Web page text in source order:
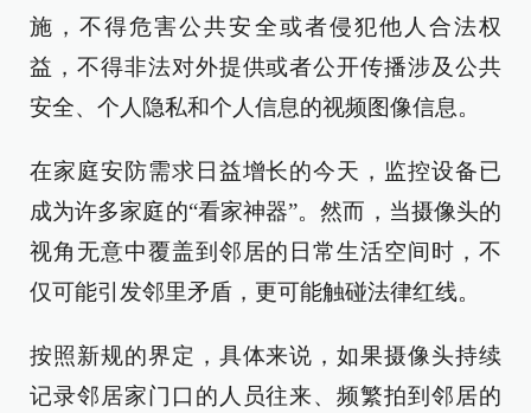
施，不得危害公共安全或者侵犯他人合法权
益，不得非法对外提供或者公开传播涉及公共
安全、个人隐私和个人信息的视频图像信息。
在家庭安防需求日益增长的今天，监控设备已
成为许多家庭的“看家神器”。然而，当摄像头的
视角无意中覆盖到邻居的日常生活空间时，不
仅可能引发邻里矛盾，更可能触碰法律红线。
按照新规的界定，具体来说，如果摄像头持续
记录邻居家门口的人员往来、频繁拍到邻居的